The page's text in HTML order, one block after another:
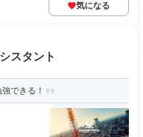
気になる
スタント
できる！